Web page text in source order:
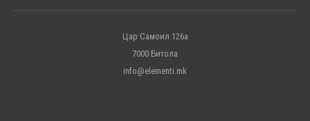
Цар Самоил 126а
7000 Битола
info@elementi.mk